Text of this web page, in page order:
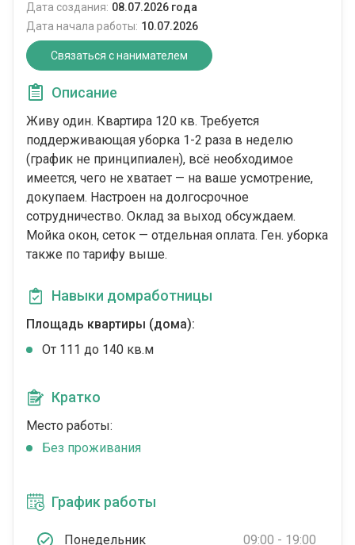
Дата создания: 08.07.2026 года
Дата начала работы: 10.07.2026
Связаться с нанимателем
Описание
Живу один. Квартира 120 кв. Требуется
поддерживающая уборка 1-2 раза в неделю
(график не принципиален), всё необходимое
имеется, чего не хватает — на ваше усмотрение,
докупаем. Настроен на долгосрочное
сотрудничество. Оклад за выход обсуждаем.
Мойка окон, сеток — отдельная оплата. Ген. уборка
также по тарифу выше.
Навыки домработницы
Площадь квартиры (дома):
От 111 до 140 кв.м
Кратко
Место работы:
Без проживания
График работы
Понедельник 09:00 - 19:00